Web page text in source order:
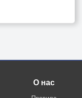
О нас